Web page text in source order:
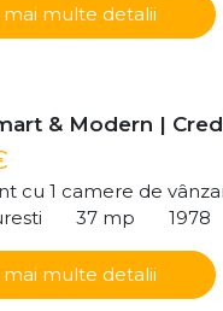
mai multe detalii
& Modern |
cu 1 camere de
37 mp 1978
mai multe detalii